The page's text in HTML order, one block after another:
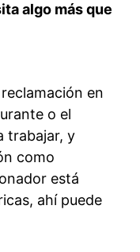
algo más que
en
o el
trabajar, y
como
está
ahí puede